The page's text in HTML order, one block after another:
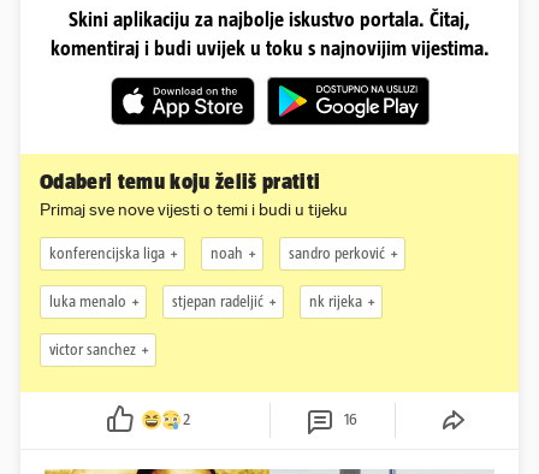
Skini aplikaciju za najbolje iskustvo portala. Čitaj,
komentiraj i budi uvijek u toku s najnovijim vijestima.
Odaberi temu koju želiš pratiti
Primaj sve nove vijesti o temi i budi u tijeku
konferencijska liga noah sandro perković
luka menalo stjepan radeljić nk rijeka
victor sanchez
2 16